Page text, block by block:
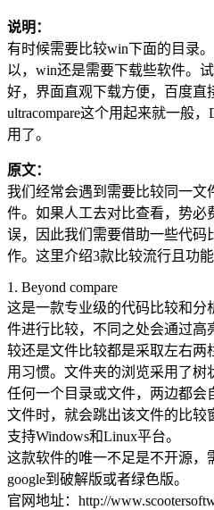
说明：
有时候需要比较win下面的目录
以，win还是需要下载些软件。试
好，界面直观下载方便，百度直
ultracompare这个用起来就一般
用了。
原文：
我们经常会遇到需要比较同一文
件。如果人工去对比查看，势必
误，因此我们需要借助一些代码
作。这里介绍3款比较流行且功能
1. Beyond compare
这是一款专业级的代码比较和分
件进行比较，不同之处会通过高
较还是文件比较都是采取左右两
用习惯。文件夹的浏览采用了树
任何一个目录或文件，两边都会
文件时，就会跳出该文件的比较
支持Windows和Linux平台。
这款软件的唯一不足是不开源，
google到破解版或者绿色版。
官网地址：http://